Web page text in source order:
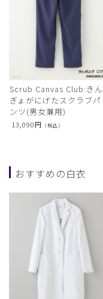
Scrub Canvas Club:きん
ぎょがにげたスクラブパ
ンツ(男女兼用)
13,090円 （税込）
おすすめの白衣